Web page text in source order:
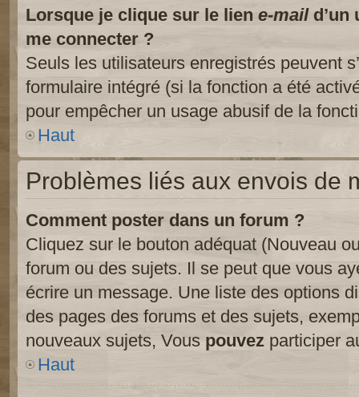
Lorsque je clique sur le lien e-maild’un
me connecter ?
Seuls les utilisateurs enregistrés peuvent
formulaire intégré (si la fonction a été
pour empêcher un usage abusif de la
Haut
Problèmes liés aux envois de
Comment poster dans un forum ?
Cliquez sur le bouton adéquat (Nouveau
forum ou des sujets. Il se peut que vous
écrire un message. Une liste des options
des pages des forums et des sujets,
nouveaux sujets, Vous pouvez participer
Haut